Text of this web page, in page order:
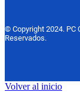
© Copyright 2024. PC
Reservados.
Volver al inicio